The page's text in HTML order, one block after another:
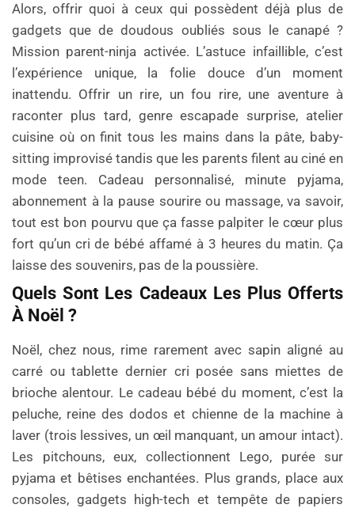
Alors, offrir quoi à ceux qui possèdent déjà plus de
gadgets que de doudous oubliés sous le canapé ?
Mission parent-ninja activée. L’astuce infaillible, c’est
l’expérience unique, la folie douce d’un moment
inattendu. Offrir un rire, un fou rire, une aventure à
raconter plus tard, genre escapade surprise, atelier
cuisine où on finit tous les mains dans la pâte, baby-
sitting improvisé tandis que les parents filent au ciné en
mode teen. Cadeau personnalisé, minute pyjama,
abonnement à la pause sourire ou massage, va savoir,
tout est bon pourvu que ça fasse palpiter le cœur plus
fort qu’un cri de bébé affamé à 3 heures du matin. Ça
laisse des souvenirs, pas de la poussière.
Quels Sont Les Cadeaux Les Plus Offerts
À Noël ?
Noël, chez nous, rime rarement avec sapin aligné au
carré ou tablette dernier cri posée sans miettes de
brioche alentour. Le cadeau bébé du moment, c’est la
peluche, reine des dodos et chienne de la machine à
laver (trois lessives, un œil manquant, un amour intact).
Les pitchouns, eux, collectionnent Lego, purée sur
pyjama et bêtises enchantées. Plus grands, place aux
consoles, gadgets high-tech et tempête de papiers